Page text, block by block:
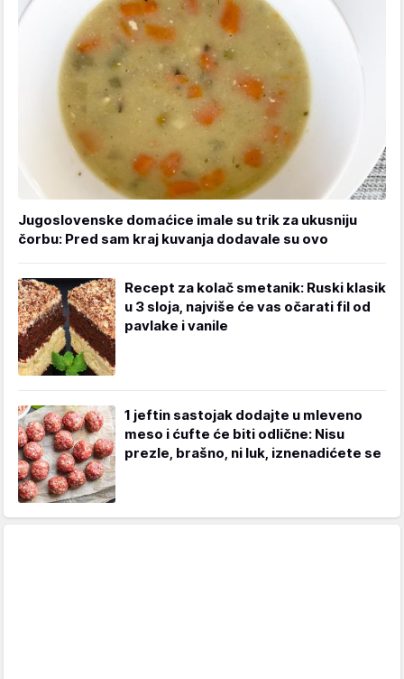
Jugoslovenske domaćice imale su trik za ukusniju
čorbu: Pred sam kraj kuvanja dodavale su ovo
Recept za kolač smetanik: Ruski klasik
u 3 sloja, najviše će vas očarati fil od
pavlake i vanile
1 jeftin sastojak dodajte u mleveno
meso i ćufte će biti odlične: Nisu
prezle, brašno, ni luk, iznenadićete se